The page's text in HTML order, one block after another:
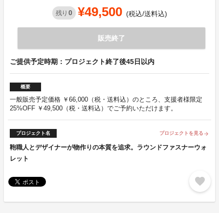
残り 0 ¥49,500 (税込/送料込)
販売終了
ご提供予定時期：プロジェクト終了後45日以内
概要
一般販売予定価格 ￥66,000（税・送料込）のところ、支援者様限定
25%OFF ￥49,500（税・送料込）でご予約いただけます。
プロジェクト名 プロジェクトを見る arrow_forward
鞄職人とデザイナーが物作りの本質を追求。ラウンドファスナーウォ
レット
favorite